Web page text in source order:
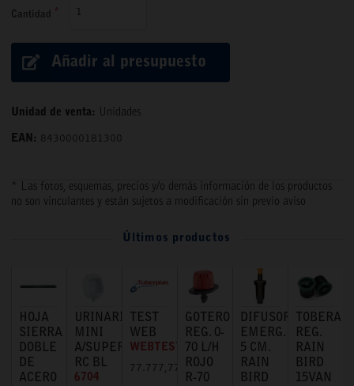
Cantidad
Añadir al presupuesto
Unidad de venta: Unidades
EAN: 8430000181300
* Las fotos, esquemas, precios y/o demás información de los productos
no son vinculantes y están sujetos a modificación sin previo aviso
Últimos productos
HOJA
SIERRA
DOBLE
DE
ACERO
URINARIO
MINI
A/SUPERIOR
RC BL
6704
TEST
WEB
WEBTEST
77.777,77 €
GOTERO
REG. 0-
70 L/H
ROJO
R-70
DIFUSOR
EMERG.
5 CM.
RAIN
BIRD
TOBERA
REG.
RAIN
BIRD
15VAN